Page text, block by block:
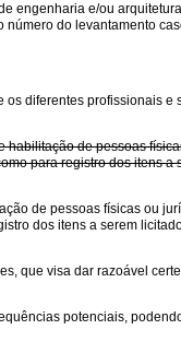
engenharia e/ou
do levantamento
diferentes profissionais
de pessoas
para registro dos itens
de pessoas físicas ou
dos itens a serem
que visa dar razoável
potenciais,